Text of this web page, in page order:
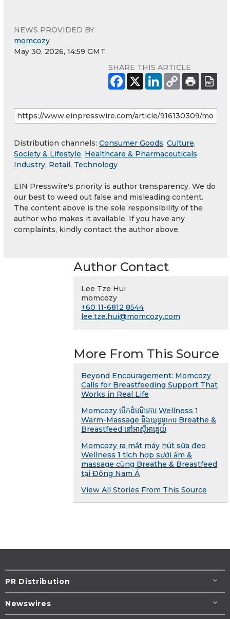
NEWS PROVIDED BY
momcozy
May 30, 2026, 14:59 GMT
SHARE THIS ARTICLE
Distribution channels: Consumer Goods, Culture,
Society & Lifestyle, Healthcare & Pharmaceuticals
Industry, Retail, Technology
EIN Presswire's priority is author transparency. We do
our best to weed out false and misleading content.
The content above is the sole responsibility of the
author who makes it available. If you have any
complaints, kindly contact the author above.
Author Contact
Lee Tze Hui
momcozy
+60 11-6812 8544
lee.tze.hui@momcozy.com
More From This Source
Beyond Encouragement: Momcozy
Calls for Breastfeeding Support That
Works in Real Life
Momcozy បើកដំណើរការ Wellness 1
Warm-Massage និងយុទ្ធនាការ Breathe &
Breastfeed នៅអាស៊ីអាគ្នេយ៍
Momcozy ra mắt máy hút sữa đeo
Wellness 1 tích hợp sưởi ấm &
massage cùng Breathe & Breastfeed
tại Đông Nam Á
View All Stories From This Source
PR Distribution
Newswires